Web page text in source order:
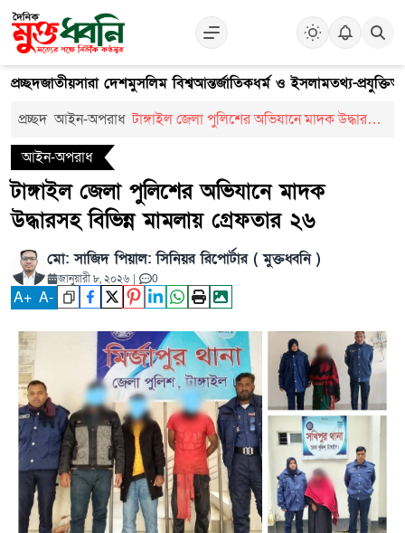
প্রচ্ছদজাতীয়সারা দেশমুসলিম বিশ্বআন্তর্জাতিকধর্ম ও ইসলামতথ্য-প্রযুক্তি
প্রচ্ছদ আইন-অপরাধ টাঙ্গাইল জেলা পুলিশের অভিযানে মাদক উদ্ধারসহ
আইন-অপরাধ
টাঙ্গাইল জেলা পুলিশের অভিযানে মাদক
উদ্ধারসহ বিভিন্ন মামলায় গ্রেফতার ২৬
মো: সাজিদ পিয়াল: সিনিয়র রিপোর্টার ( মুক্তধ্বনি )
জানুয়ারী ৮, ২০২৬ | 0
A+ A-